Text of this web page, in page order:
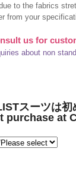
to the fabrics
from your
us for
about non
スーツは
purchase at